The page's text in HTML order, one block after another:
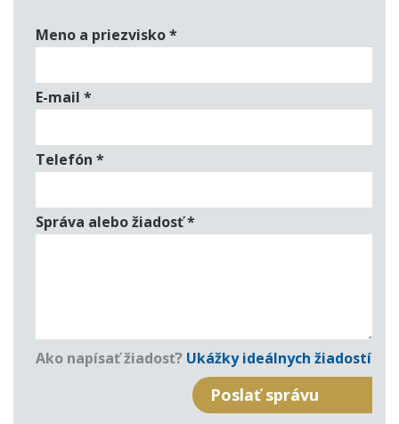
Meno a priezvisko*
E-mail *
Telefón *
Správa alebo žiadosť*
Ako napísať žiadosť? Ukážky ideálnych žiadostí